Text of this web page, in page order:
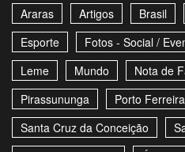
Araras Artigos Brasil
Esporte
Fotos - Social /
Leme
Mundo Nota de
Pirassununga
Porto Ferreira
Santa Cruz da Conceição